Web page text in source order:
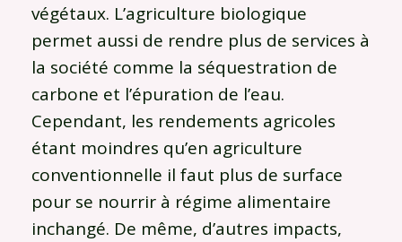
végétaux. L’agriculture biologique
permet aussi de rendre plus de services à
la société comme la séquestration de
carbone et l’épuration de l’eau.
Cependant, les rendements agricoles
étant moindres qu’en agriculture
conventionnelle il faut plus de surface
pour se nourrir à régime alimentaire
inchangé. De même, d’autres impacts,